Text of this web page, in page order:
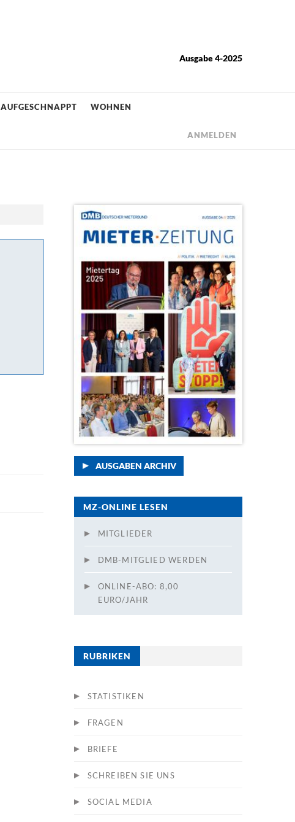
Ausgabe 4-2025
AUFGESCHNAPPT WOHNEN
ANMELDEN
AUSGABEN ARCHIV
MZ-ONLINE LESEN
MITGLIEDER
DMB-MITGLIED WERDEN
ONLINE-ABO: 8,00
EURO/JAHR
RUBRIKEN
STATISTIKEN
FRAGEN
BRIEFE
SCHREIBEN SIE UNS
SOCIAL MEDIA